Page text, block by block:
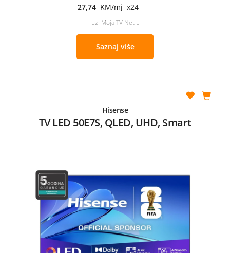
27,74 KM/mj x24
uz Moja TV Net L
Saznaj više
Hisense
TV LED 50E7S, QLED, UHD, Smart